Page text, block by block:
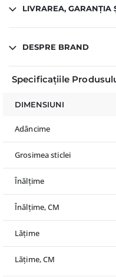
LIVRAREA, GARANȚIA
DESPRE BRAND
Specificațiile
DIMENSIUNI
Adâncime
Grosimea sticlei
Înălțime
Înălțime, CM
Lățime
Lățime, CM